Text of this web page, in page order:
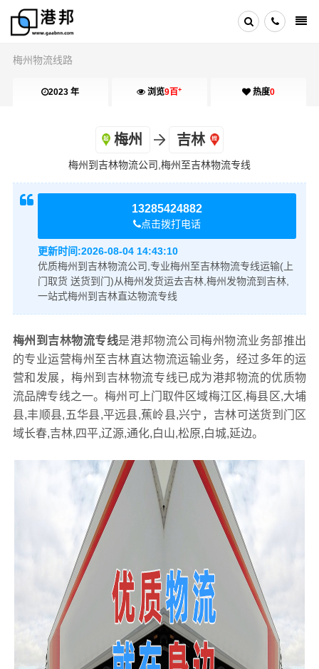
梅州物流线路
2023 年 浏览9百+ 热度0
梅州 吉林
梅州到吉林物流公司,梅州至吉林物流专线
13285424882
点击拨打电话
更新时间:2026-08-04 14:43:10
优质梅州到吉林物流公司,专业梅州至吉林物流专线运输(上
门取货 送货到门)从梅州发货运去吉林,梅州发物流到吉林,
一站式梅州到吉林直达物流专线
梅州到吉林物流专线是港邦物流公司梅州物流业务部推出
的专业运营梅州至吉林直达物流运输业务，经过多年的运
营和发展，梅州到吉林物流专线已成为港邦物流的优质物
流品牌专线之一。梅州可上门取件区域梅江区,梅县区,大埔
县,丰顺县,五华县,平远县,蕉岭县,兴宁，吉林可送货到门区
域长春,吉林,四平,辽源,通化,白山,松原,白城,延边。